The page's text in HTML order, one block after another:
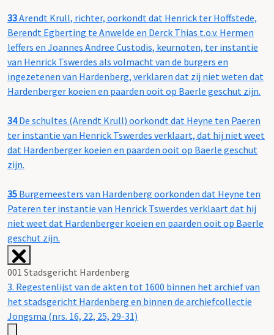
33Arendt Krull, richter, oorkondt dat Henrick ter Hoffstede,
Berendt Egberting te Anwelde en Derck Thias t.o.v. Hermen
leffers en Joannes Andree Custodis, keurnoten, ter instantie
van Henrick Tswerdes als volmacht van de burgers en
ingezetenen van Hardenberg, verklaren dat zij niet weten dat
Hardenberger koeien en paarden ooit op Baerle geschut zijn.
34De schultes (Arendt Krull) oorkondt dat Heyne ten Paeren
ter instantie van Henrick Tswerdes verklaart, dat hij niet weet
dat Hardenberger koeien en paarden ooit op Baerle geschut
zijn.
35 Burgemeesters van Hardenberg oorkonden dat Heyne ten
Pateren ter instantie van Henrick Tswerdes verklaart dat hij
niet weet dat Hardenberger koeien en paarden ooit op Baerle
geschut zijn.
001 Stadsgericht Hardenberg
3. Regestenlijst van de akten tot 1600 binnen het archief van
het stadsgericht Hardenberg en binnen de archiefcollectie
Jongsma (nrs. 16, 22, 25, 29-31)